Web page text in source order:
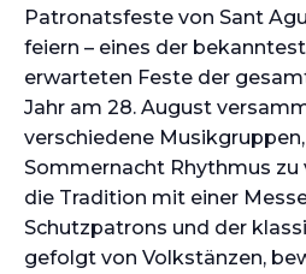
Patronatsfeste von Sant
feiern – eines der
erwarteten Feste der
Jahr am 28. August
verschiedene
Sommernacht Rhythmus zu
die Tradition mit einer
Schutzpatrons und der
gefolgt von Volkstänzen,